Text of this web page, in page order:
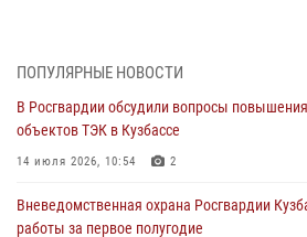
07 августа 2026, 05:32
С 1 сентября 2026 года вступает в силу
частной охранной деятельности
06 августа 2026, 10:19
Росгвардейцы задержали предполагаемого
ножевого ранения кемеровчанину
ПОПУЛЯРНЫЕ НОВОСТИ
В Росгвардии обсудили вопросы
объектов ТЭК в Кузбассе
14 июля 2026, 10:54 2
Вневедомственная охрана Росгвардии
работы за первое полугодие